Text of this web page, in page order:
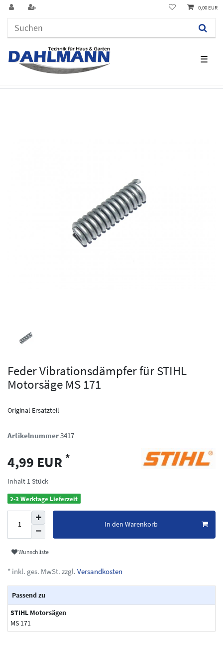
☰
0,00 EUR
Feder Vibrationsdämpfer für STIHL
Motorsäge MS 171
Original Ersatzteil
Artikelnummer3417
4,99 EUR *
Inhalt 1 Stück
2-3 Werktage Lieferzeit
In den Warenkorb
Wunschliste
* inkl. ges. MwSt. zzgl. Versandkosten
Passend zu
STIHL Motorsägen
MS 171